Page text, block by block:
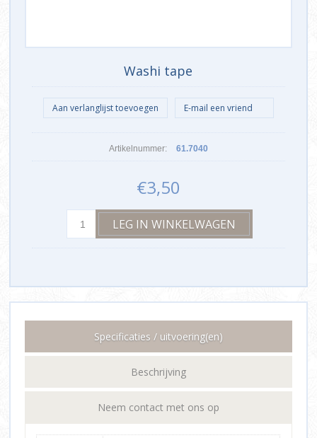
Washi tape
Artikelnummer: 61.7040
€3,50
Specificaties / uitvoering(en)
Beschrijving
Neem contact met ons op